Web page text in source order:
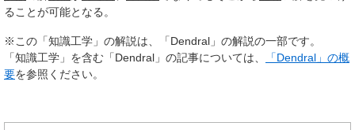
ることが可能となる。
※この「知識工学」の解説は、「Dendral」の解説の一部です。
「知識工学」を含む「Dendral」の記事については、
「Dendral」の概
要を参照ください。